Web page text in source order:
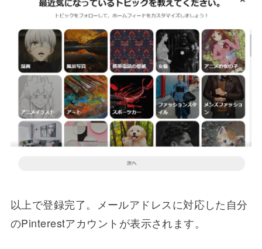
以上で登録完了。メールアドレスに対応した自分
のPinterestアカウントが表示されます。